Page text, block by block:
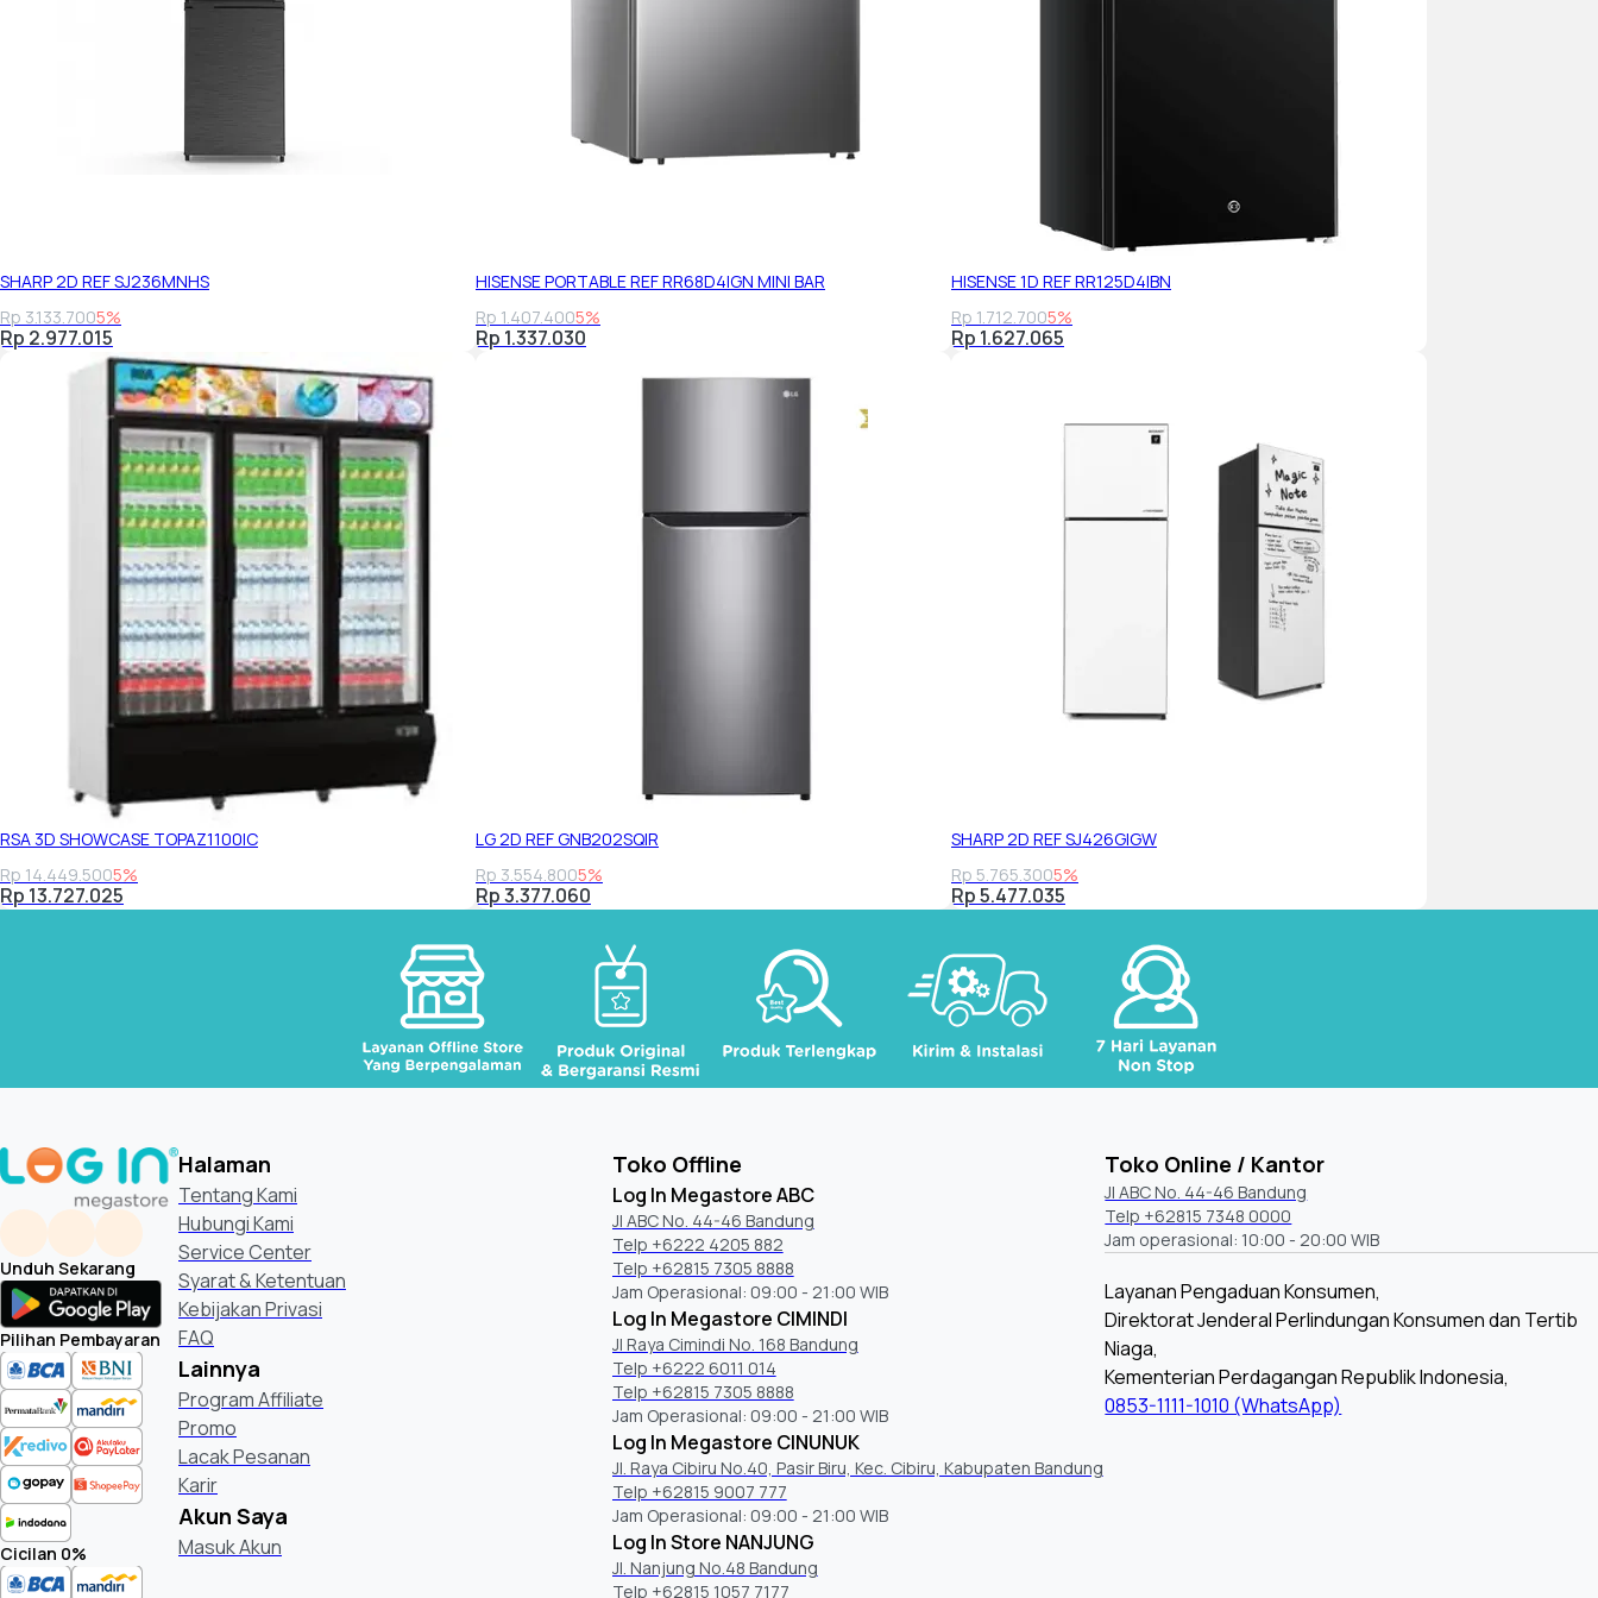
SHARP 2D REF SJ236MNHS
Rp 3.133.7005%
Rp 2.977.015
HISENSE PORTABLE REF RR68D4IGN MINI BAR
Rp 1.407.4005%
Rp 1.337.030
HISENSE 1D REF RR125D4IBN
Rp 1.712.7005%
Rp 1.627.065
RSA 3D SHOWCASE TOPAZ1100IC
Rp 14.449.5005%
Rp 13.727.025
LG 2D REF GNB202SQIR
Rp 3.554.8005%
Rp 3.377.060
SHARP 2D REF SJ426GIGW
Rp 5.765.3005%
Rp 5.477.035
Unduh Sekarang
Pilihan Pembayaran
Cicilan 0%
Halaman
Tentang Kami
Hubungi Kami
Service Center
Syarat & Ketentuan
Kebijakan Privasi
FAQ
Lainnya
Program Affiliate
Promo
Lacak Pesanan
Karir
Akun Saya
Masuk Akun
Toko Offline
Log In Megastore ABC
Jl ABC No. 44-46 Bandung
Telp +6222 4205 882
Telp +62815 7305 8888
Jam Operasional: 09:00 - 21:00 WIB
Log In Megastore CIMINDI
Jl Raya Cimindi No. 168 Bandung
Telp +6222 6011 014
Telp +62815 7305 8888
Jam Operasional: 09:00 - 21:00 WIB
Log In Megastore CINUNUK
Jl. Raya Cibiru No.40, Pasir Biru, Kec. Cibiru, Kabupaten Bandung
Telp +62815 9007 777
Jam Operasional: 09:00 - 21:00 WIB
Log In Store NANJUNG
Jl. Nanjung No.48 Bandung
Telp +62815 1057 7177
Toko Online / Kantor
Jl ABC No. 44-46 Bandung
Telp +62815 7348 0000
Jam operasional: 10:00 - 20:00 WIB
Layanan Pengaduan Konsumen,
Direktorat Jenderal Perlindungan Konsumen dan Tertib
Niaga,
Kementerian Perdagangan Republik Indonesia,
0853-1111-1010 (WhatsApp)